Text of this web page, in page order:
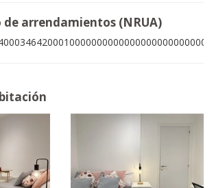
de arrendamientos (NRUA)